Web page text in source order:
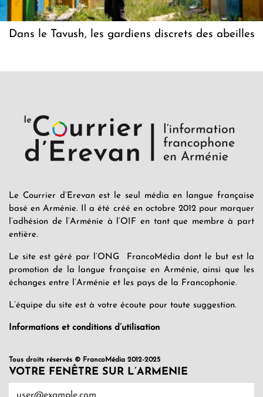
Dans le Tavush, les gardiens discrets des abeilles
Le Courrier d’Erevan est le seul média en langue française
basé en Arménie. Il a été créé en octobre 2012 pour marquer
l’adhésion de l’Arménie à l’OIF en tant que membre à part
entière.
Le site est géré par l’ONG FrancoMédia dont le but est la
promotion de la langue française en Arménie, ainsi que les
échanges entre l’Arménie et les pays de la Francophonie.
L’équipe du site est à votre écoute pour toute suggestion.
Informations et conditions d’utilisation
Tous droits réservés © FrancoMédia 2012-2025
VOTRE FENÊTRE SUR L’ARMENIE